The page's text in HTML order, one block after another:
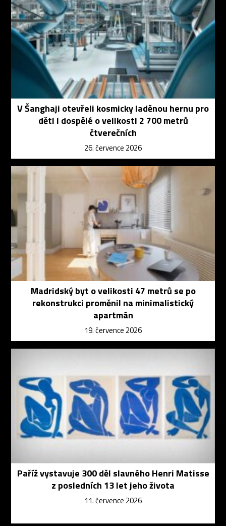
V Šanghaji otevřeli kosmicky laděnou hernu pro
děti i dospělé o velikosti 2 700 metrů
čtverečních
26. července 2026
Madridský byt o velikosti 47 metrů se po
rekonstrukci proměnil na minimalistický
apartmán
19. července 2026
Paříž vystavuje 300 děl slavného Henri Matisse
z posledních 13 let jeho života
11. července 2026